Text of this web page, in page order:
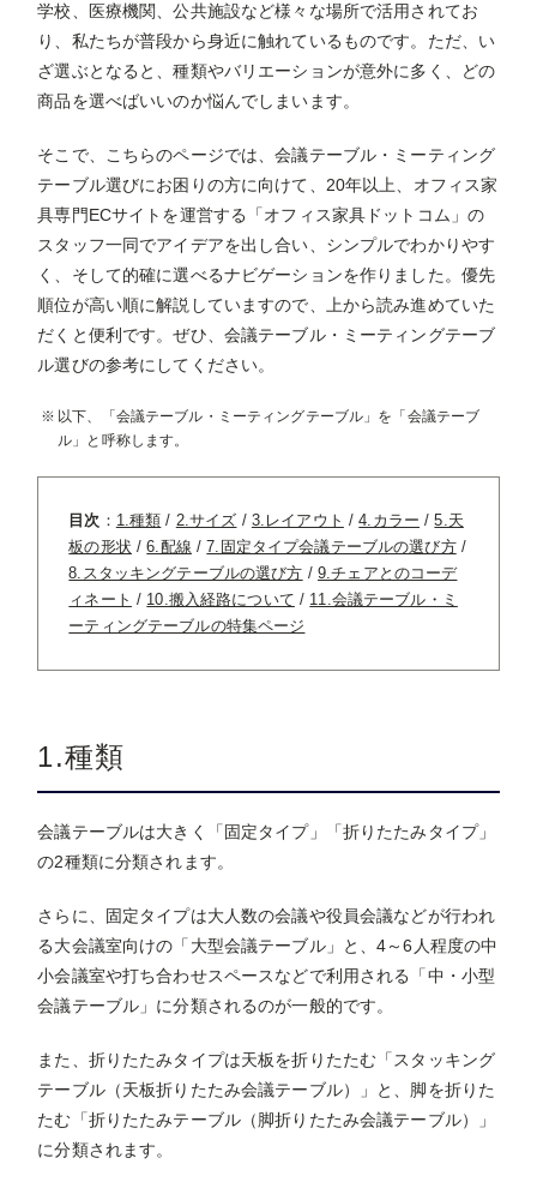
学校、医療機関、公共施設など様々な場所で活用されてお
り、私たちが普段から身近に触れているものです。ただ、い
ざ選ぶとなると、種類やバリエーションが意外に多く、どの
商品を選べばいいのか悩んでしまいます。
そこで、こちらのページでは、会議テーブル・ミーティング
テーブル選びにお困りの方に向けて、20年以上、オフィス家
具専門ECサイトを運営する「オフィス家具ドットコム」の
スタッフ一同でアイデアを出し合い、シンプルでわかりやす
く、そして的確に選べるナビゲーションを作りました。優先
順位が高い順に解説していますので、上から読み進めていた
だくと便利です。ぜひ、会議テーブル・ミーティングテーブ
ル選びの参考にしてください。
以下、「会議テーブル・ミーティングテーブル」を「会議テーブ
ル」と呼称します。
目次 ： 1.種類 / 2.サイズ / 3.レイアウト /4.カラー /5.天
板の形状 /6.配線 / 7.固定タイプ会議テーブルの選び方/
8.スタッキングテーブルの選び方 /9.チェアとのコーデ
ィネート / 10.搬入経路について / 11.会議テーブル・ミ
ーティングテーブルの特集ページ
1.種類
会議テーブルは大きく「固定タイプ」「折りたたみタイプ」
の2種類に分類されます。
さらに、固定タイプは大人数の会議や役員会議などが行われ
る大会議室向けの「大型会議テーブル」と、4～6人程度の中
小会議室や打ち合わせスペースなどで利用される「中・小型
会議テーブル」に分類されるのが一般的です。
また、折りたたみタイプは天板を折りたたむ「スタッキング
テーブル（天板折りたたみ会議テーブル）」と、脚を折りた
たむ「折りたたみテーブル（脚折りたたみ会議テーブル）」
に分類されます。